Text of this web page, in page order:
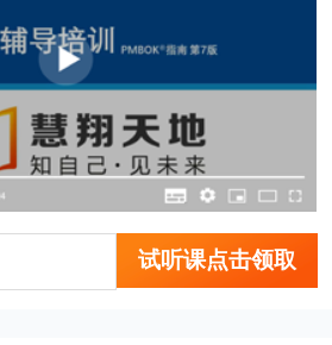
试听课点击领取